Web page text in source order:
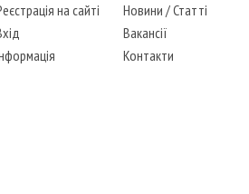
на сайті
Новини /Статті
Вакансії
Контакти